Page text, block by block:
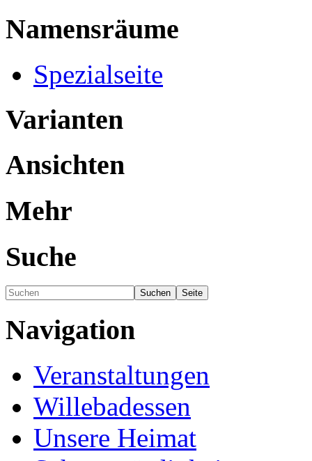
Namensräume
Spezialseite
Varianten
Ansichten
Mehr
Suche
Navigation
Veranstaltungen
Willebadessen
Unsere Heimat